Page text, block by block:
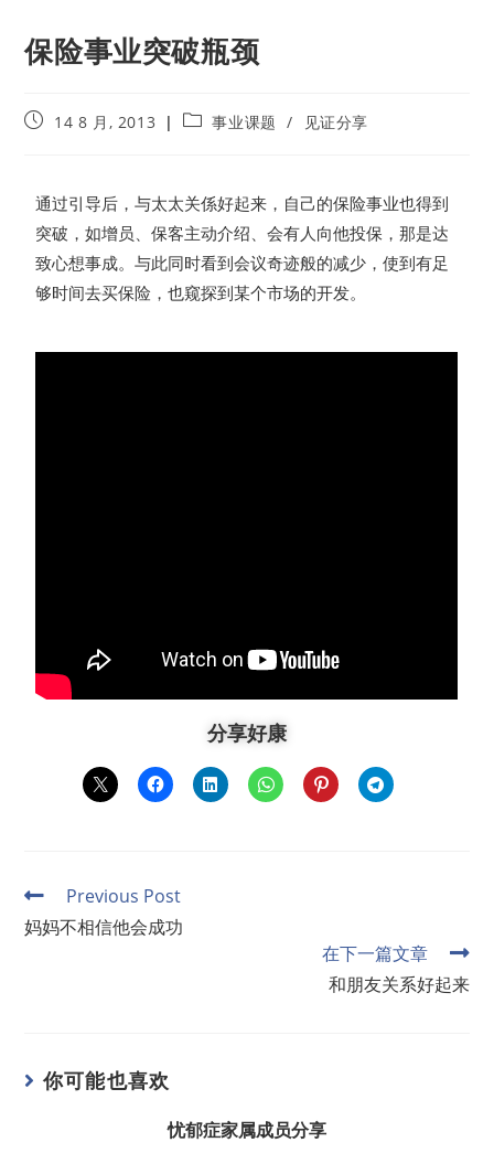
保险事业突破瓶颈
14 8 月, 2013 事业课题 / 见证分享
通过引导后，与太太关係好起来，自己的保险事业也得到
突破，如增员、保客主动介绍、会有人向他投保，那是达
致心想事成。与此同时看到会议奇迹般的减少，使到有足
够时间去买保险，也窥探到某个市场的开发。
分享好康
Previous Post
妈妈不相信他会成功
在下一篇文章
和朋友关系好起来
你可能也喜欢
忧郁症家属成员分享